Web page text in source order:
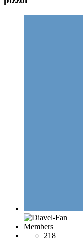
Members
218